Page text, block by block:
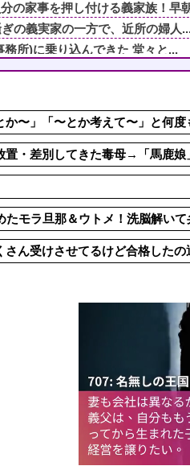
の家事を押し付ける義家族！早
の義実家の一方で、近所の婦人
所)に乗り込んできた 堂々と...
な？」母「貯金なんてないよ...
別してきた毒母→「馬鹿娘」と
旦那＆ウトメ！洗脳解いて弁護
べた知人の信じられない所作…
〜」「〜とか考えて〜」と何
置・差別してきた毒母→「馬鹿
たモラ旦那＆ウトメ！洗脳解い
ん受けさせてるけど合格した